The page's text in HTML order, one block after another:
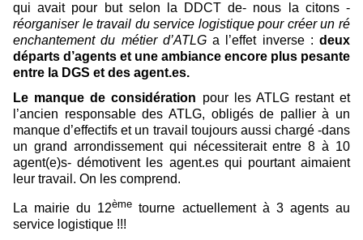
qui avait pour but selon la DDCT de- nous la citons -
réorganiser le travail du service logistique pour créer un ré
enchantement du métier d’ATLGa l’effet inverse : deux
départs d’agents et une ambiance encore plus pesante
entre la DGS et des agent.es.
Le manque de considération pour les ATLG restant et
l’ancien responsable des ATLG, obligés de pallier à un
manque d’effectifs et un travail toujours aussi chargé -dans
un grand arrondissement qui nécessiterait entre 8 à 10
agent(e)s- démotivent les agent.es qui pourtant aimaient
leur travail. On les comprend.
La mairie du 12ème tourne actuellement à 3 agents au
service logistique !!!